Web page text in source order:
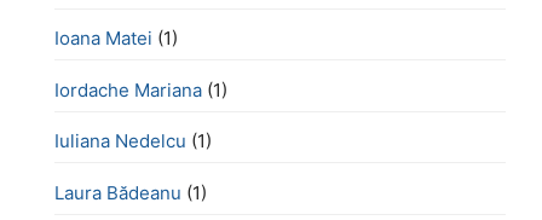
Ioana Matei (1)
Iordache Mariana (1)
Iuliana Nedelcu (1)
Laura Bădeanu (1)